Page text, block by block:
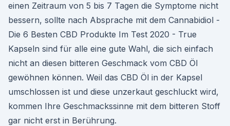
einen Zeitraum von 5 bis 7 Tagen die Symptome nicht
bessern, sollte nach Absprache mit dem Cannabidiol -
Die 6 Besten CBD Produkte Im Test 2020 - True
Kapseln sind für alle eine gute Wahl, die sich einfach
nicht an diesen bitteren Geschmack vom CBD Öl
gewöhnen können. Weil das CBD Öl in der Kapsel
umschlossen ist und diese unzerkaut geschluckt wird,
kommen Ihre Geschmackssinne mit dem bitteren Stoff
gar nicht erst in Berührung.